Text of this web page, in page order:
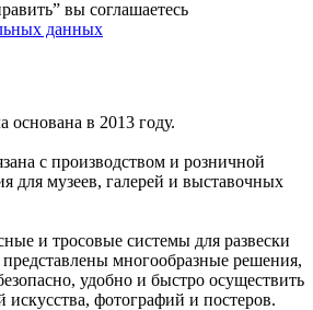
вы соглашаетесь
данных
в 2013 году.
с производством и розничной
для музеев, галерей и выставочных
и тросовые системы для развески
многообразные решения,
удобно и быстро осуществить
искусства, фотографий и постеров.